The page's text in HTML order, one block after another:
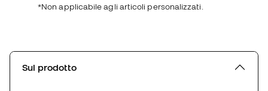
*Non applicabile agli articoli personalizzati.
Sul prodotto